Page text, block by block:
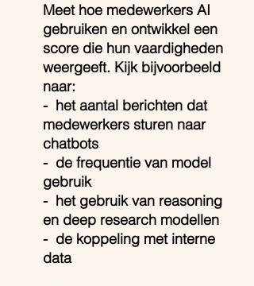
Meet hoe medewerkers AI
gebruiken en ontwikkel een
score die hun vaardigheden
weergeeft. Kijk bijvoorbeeld
naar:
-  het aantal berichten dat
medewerkers sturen naar
chatbots
-  de frequentie van model
gebruik
-  het gebruik van reasoning
en deep research modellen
-  de koppeling met interne
data